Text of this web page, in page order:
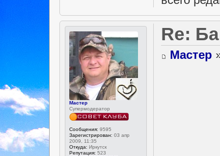
Мастер
Супермодератор
Сообщения: 9595
Зарегистрирован: 03 апр
2009, 11:35
Откуда: Иркутск
Репутация: 523
Re:
Мастер